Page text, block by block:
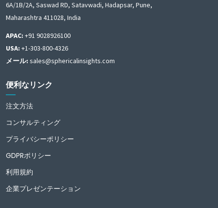
6A/1B/2A, Saswad RD, Satavwadi, Hadapsar, Pune,
Maharashtra 411028, India
APAC: +91 9028926100
USA: +1-303-800-4326
メール: sales@sphericalinsights.com
便利なリンク
注文方法
コンサルティング
プライバシーポリシー
GDPRポリシー
利用規約
企業プレゼンテーション